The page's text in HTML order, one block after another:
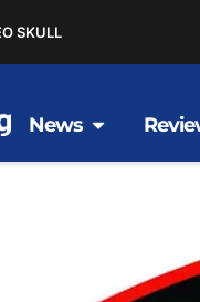
SKULL
News